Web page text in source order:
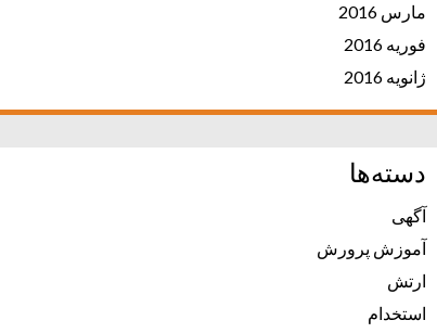
مارس 2016
فوریه 2016
ژانویه 2016
دسته‌ها
آگهی
آموزش پرورش
ارتش
استخدام